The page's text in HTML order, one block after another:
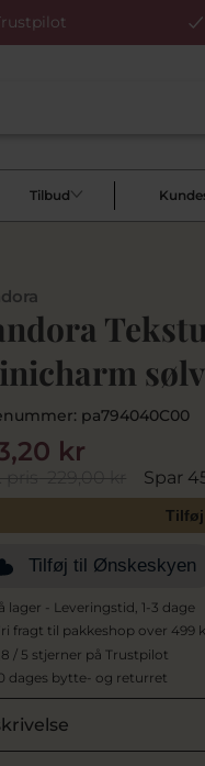
Tilbud
sølv
pa794040C00
pris229,00 kr Spar
kr
Tilføj til Ønskeskyen
lager - Leveringstid, 1-3 dage
fragt til pakkeshop over 499
/ 5 stjerner på Trustpilot
dages bytte- og returret